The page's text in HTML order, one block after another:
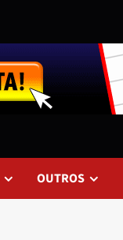
OUTROS